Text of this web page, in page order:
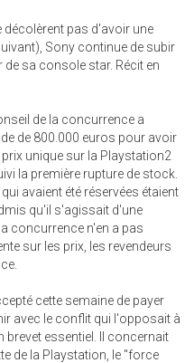
pas d'avoir une
Sony continue de subir
sa console star. Récit en
de la concurrence a
de 800.000 euros pour avoir
unique sur la Playstation2
la première rupture de stock.
avaient été réservées étaient
qu'il s'agissait d'une
concurrence n'en a pas
sur les prix, les revendeurs
cette semaine de payer
avec le conflit qui l'opposait à
essentiel. Il concernait
de la Playstation, le "force